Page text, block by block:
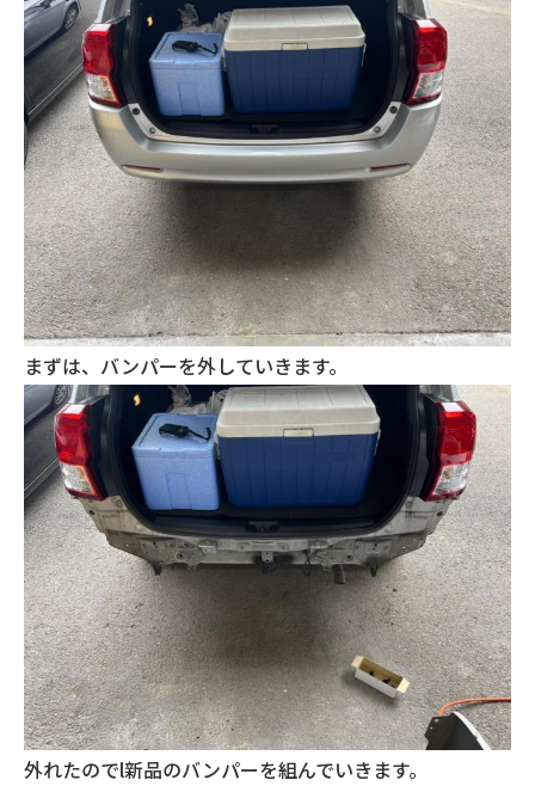
まずは、バンパーを外していきます。
外れたのでl新品のバンパーを組んでいきます。